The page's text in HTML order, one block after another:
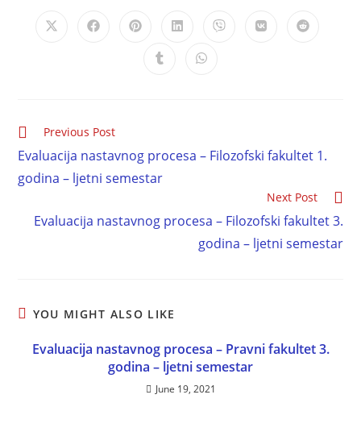
Previous Post
Evaluacija nastavnog procesa – Filozofski fakultet 1.
godina – ljetni semestar
Next Post
Evaluacija nastavnog procesa – Filozofski fakultet 3.
godina – ljetni semestar
YOU MIGHT ALSO LIKE
Evaluacija nastavnog procesa – Pravni fakultet 3.
godina – ljetni semestar
June 19, 2021